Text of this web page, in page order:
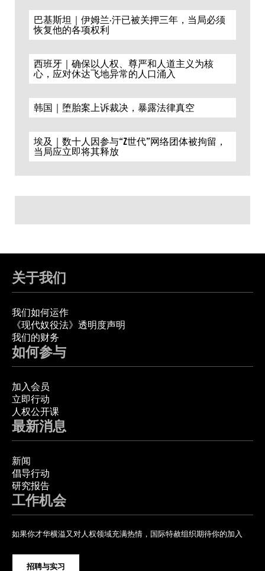
巴基斯坦｜伊姆兰·汗已被关押三年，当局必须
恢复他的各项权利
西班牙｜确保以人权、尊严和人道主义为核
心，应对休达飞地异常的人口涌入
韩国｜堕胎案上诉裁决，暴露法律真空
埃及｜数十人因参与“Z世代”网络团体被拘留，
当局应立即将其释放
关于我们
我们如何运作
《现代奴役法》透明度声明
我们的财务
如何参与
加入会员
立即行动
人权公开课
最新消息
新闻
倡导行动
研究报告
工作机会
如果你才华横溢又对人权领域充满热情，国际特赦组织期待你的加入
招聘与实习